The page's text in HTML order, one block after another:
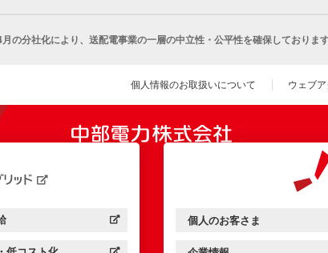
の分社化により、 送配電事業の一層の中立性・公平性を確保しております
個人情報のお取扱いについて ウェブ
パワーグリッド：
ウィンドウを開きます） 中部電力ミライズ：
個人のお客さま
（新しいウィンドウを開きま